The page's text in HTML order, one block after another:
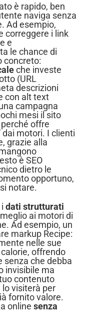
è rapido, ben
naviga senza
Ad esempio,
correggere i link
e
le chance di
concreto:
che investe
(URL
descrizioni
con alt text
campagna
mesi il sito
offre
motori. I clienti
grazie alla
è SEO
dietro le
opportuno,
notare.
dati strutturati
ai motori di
Ad esempio, un
markup Recipe:
nelle sue
offrendo
senza che debba
invisibile ma
contenuto
visiterà per
fornito valore.
online senza